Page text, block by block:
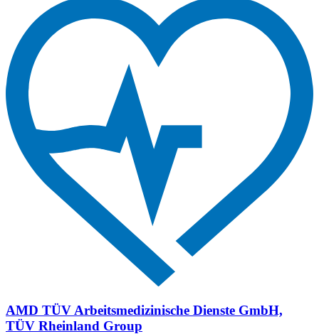
AMD TÜV Arbeitsmedizinische Dienste GmbH,
TÜV Rheinland Group